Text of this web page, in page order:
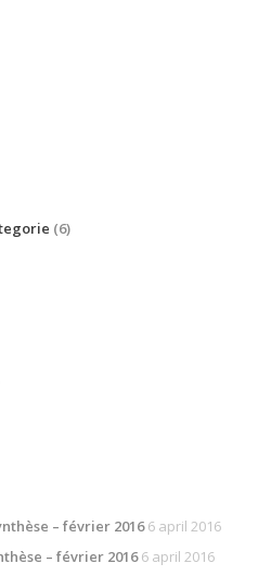
(6)
– février 2016 6 april 2016
– février 2016 6 april 2016